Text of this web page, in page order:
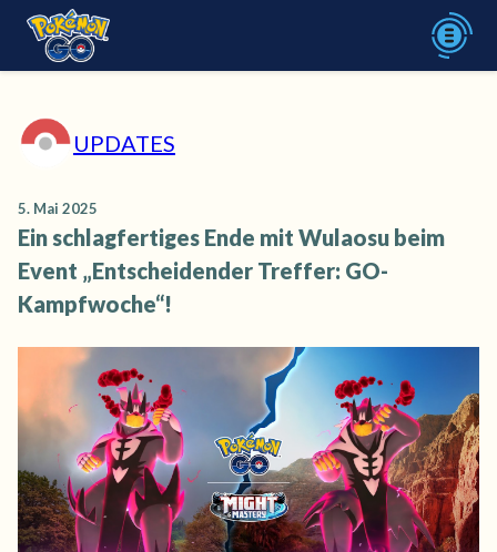
UPDATES
5. Mai 2025
Ein schlagfertiges Ende mit Wulaosu beim
Event „Entscheidender Treffer: GO-
Kampfwoche“!